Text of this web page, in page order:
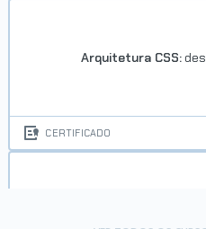
Arquitetura CSS:
CERTIFICADO